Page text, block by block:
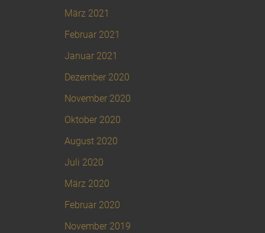
März 2021
Februar 2021
Januar 2021
Dezember 2020
November 2020
Oktober 2020
August 2020
Juli 2020
März 2020
Februar 2020
November 2019